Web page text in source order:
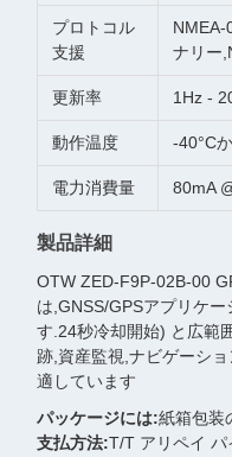
プロトコル
支援
NMEA-
ナリー
更新率 1Hz -
動作温度 -40°C
電力消費量 80mA
製品詳細
OTW ZED-F9P-02B-00
は,GNSS/GPSアプリケ
す.24秒冷却開始) と広範
跡,資産監視,ナビゲーシ
適しています
パッケージには:紙箱包装
支払方法:T/T アリペイ パ